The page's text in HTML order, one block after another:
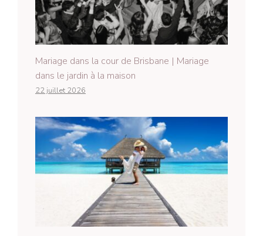
Mariage dans la cour de Brisbane | Mariage
dans le jardin à la maison
22 juillet 2026